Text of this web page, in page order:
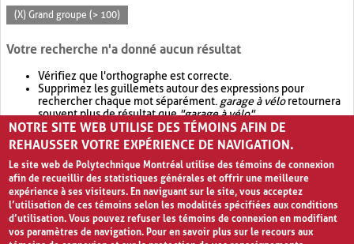
(X) Grand groupe (> 100)
Votre recherche n'a donné aucun résultat
Vérifiez que l'orthographe est correcte.
Supprimez les guillemets autour des expressions pour
rechercher chaque mot séparément. garage à véloretournera
souvent plus de résultat que"garage à vélo".
Envisagez d'élargir votre recherche avec OR.garage OR vélo
retournera souvent plus de résultat quegarage à vélo
NOTRE SITE WEB UTILISE DES TÉMOINS AFIN DE
REHAUSSER VOTRE EXPÉRIENCE DE NAVIGATION.
Le site web de Polytechnique Montréal utilise des témoins de connexion
afin de recueillir des statistiques générales et offrir une meilleure
expérience à ses visiteurs. En naviguant sur le site, vous acceptez
l’utilisation de ces témoins selon les modalités spécifiées aux conditions
d’utilisation. Vous pouvez refuser les témoins de connexion en modifiant
vos paramètres de navigation. Pour en savoir plus sur le recours aux